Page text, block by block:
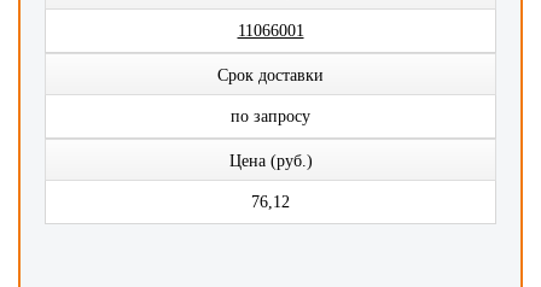
11066001
Срок доставки
по запросу
Цена (руб.)
76,12